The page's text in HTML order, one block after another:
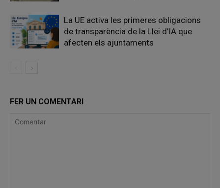
La UE activa les primeres obligacions
de transparència de la Llei d’IA que
afecten els ajuntaments
FER UN COMENTARI